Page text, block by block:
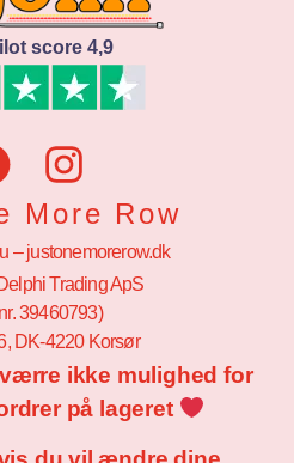
score 4,9
More Row
– justonemorerow.dk
Trading ApS
39460793)
DK-4220 Korsør
ikke mulighed for
på lageret